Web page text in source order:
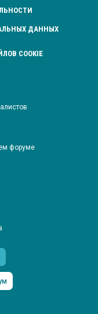
ДАННЫХ
COOKIE
форуме